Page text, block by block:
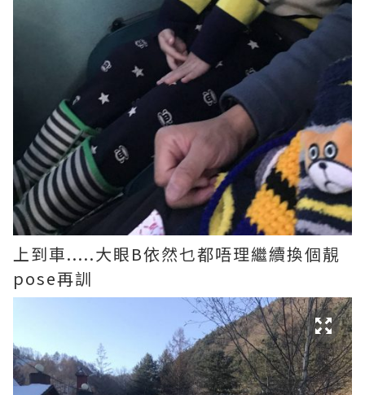
上到車.....大眼B依然乜都唔理繼續換個靚
pose再訓